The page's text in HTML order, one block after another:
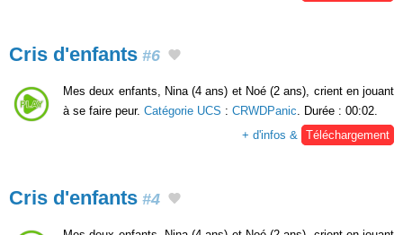
Cris d'enfants #6
Mes deux enfants, Nina (4 ans) et Noé (2 ans), crient en jouant
à se faire peur. Catégorie UCS : CRWDPanic. Durée : 00:02.
+ d'infos & Téléchargement
Cris d'enfants #4